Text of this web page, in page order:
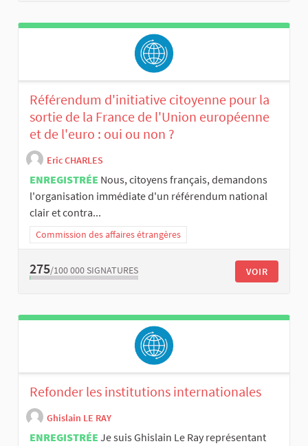
Référendum d'initiative citoyenne pour la
sortie de la France de l'Union européenne
et de l'euro : oui ou non ?
Eric CHARLES
ENREGISTRÉE Nous, citoyens français, demandons
l'organisation immédiate d'un référendum national
clair et contra...
Commission des affaires étrangères
275/100 000 SIGNATURES VOIR
Refonder les institutions internationales
Ghislain LE RAY
ENREGISTRÉE Je suis Ghislain Le Ray représentant